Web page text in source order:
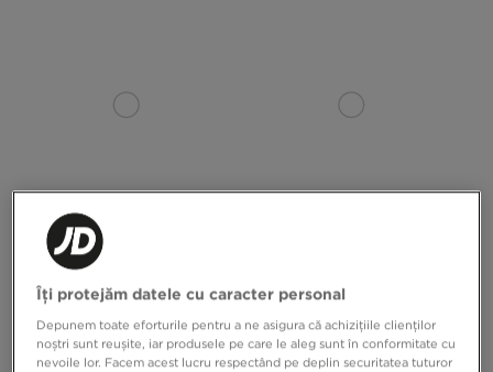
ADIDAS TRICOU FOOTBALL
189,99 RON 249,99 RON 149,99 RON 199,99 RON
Îți protejăm datele cu caracter personal
Depunem toate eforturile pentru a ne asigura că achizițiile clienților
noștri sunt reușite, iar produsele pe care le aleg sunt în conformitate cu
nevoile lor. Facem acest lucru respectând pe deplin securitatea tuturor